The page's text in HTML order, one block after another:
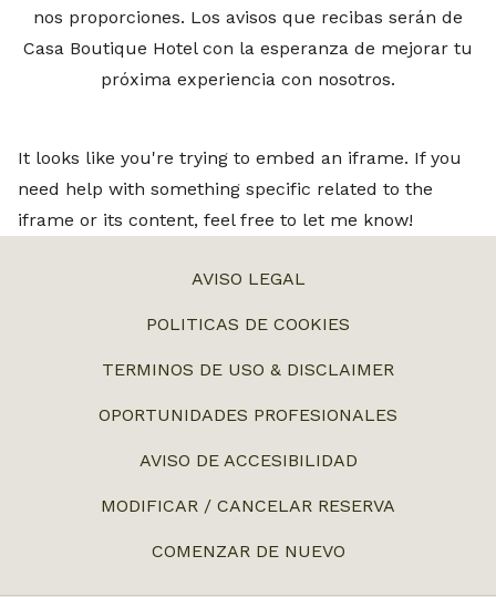
nos proporciones. Los avisos que recibas serán de
Casa Boutique Hotel con la esperanza de mejorar tu
próxima experiencia con nosotros.
It looks like you're trying to embed an iframe. If you
need help with something specific related to the
iframe or its content, feel free to let me know!
AVISO LEGALABRE
NUEVA
POLITICAS DE COOKIES
TERMINOS DE USO & DISCLAIMER
OPORTUNIDADES PROFESIONALES
AVISO DE ACCESIBILIDAD
MODIFICAR / CANCELAR RESERVA
COMENZAR DE NUEVO